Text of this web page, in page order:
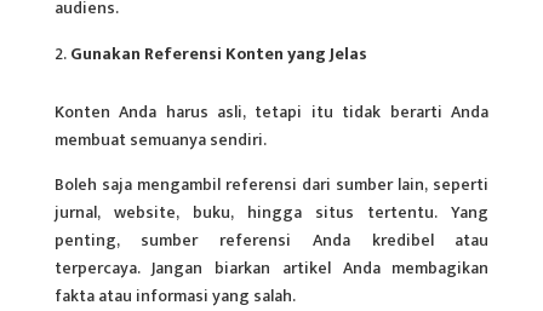
audiens.
Gunakan Referensi Konten yang Jelas
Konten Anda harus asli, tetapi itu tidak berarti Anda
membuat semuanya sendiri.
Boleh saja mengambil referensi dari sumber lain, seperti
jurnal, website, buku, hingga situs tertentu. Yang
penting, sumber referensi Anda kredibel atau
terpercaya. Jangan biarkan artikel Anda membagikan
fakta atau informasi yang salah.